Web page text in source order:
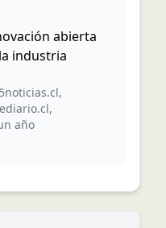
abierta
industria
,
,
año